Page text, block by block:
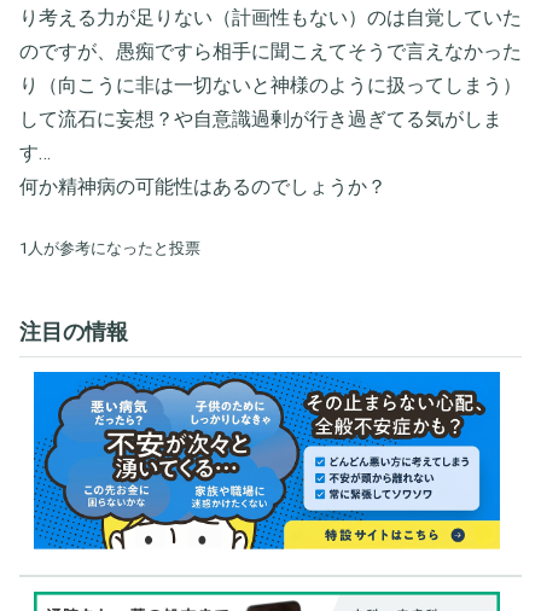
り考える力が足りない（計画性もない）のは自覚していた
のですが、愚痴ですら相手に聞こえてそうで言えなかった
り（向こうに非は一切ないと神様のように扱ってしまう）
して流石に妄想？や自意識過剰が行き過ぎてる気がしま
す…
何か精神病の可能性はあるのでしょうか？
1人が参考になったと投票
注目の情報